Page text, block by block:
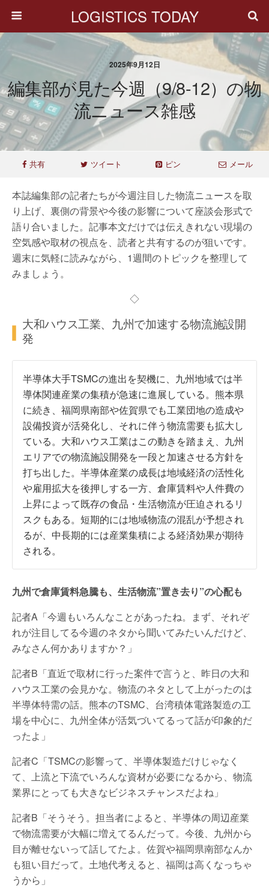
LOGISTICS TODAY
2025年9月12日
編集部が見た今週（9/8-12）の物
流ニュース雑感
共有 ツイート ピン メール
本誌編集部の記者たちが今週注目した物流ニュースを取
り上げ、裏側の背景や今後の影響について座談会形式で
語り合いました。記事本文だけでは伝えきれない現場の
空気感や取材の視点を、読者と共有するのが狙いです。
週末に気軽に読みながら、1週間のトピックを整理して
みましょう。
◇
大和ハウス工業、九州で加速する物流施設開
発
半導体大手TSMCの進出を契機に、九州地域では半
導体関連産業の集積が急速に進展している。熊本県
に続き、福岡県南部や佐賀県でも工業団地の造成や
設備投資が活発化し、それに伴う物流需要も拡大し
ている。大和ハウス工業はこの動きを踏まえ、九州
エリアでの物流施設開発を一段と加速させる方針を
打ち出した。半導体産業の成長は地域経済の活性化
や雇用拡大を後押しする一方、倉庫賃料や人件費の
上昇によって既存の食品・生活物流が圧迫されるリ
スクもある。短期的には地域物流の混乱が予想され
るが、中長期的には産業集積による経済効果が期待
される。
九州で倉庫賃料急騰も、生活物流”置き去り”の心配も
記者A「今週もいろんなことがあったね。まず、それぞ
れが注目してる今週のネタから聞いてみたいんだけど、
みなさん何かありますか？」
記者B「直近で取材に行った案件で言うと、昨日の大和
ハウス工業の会見かな。物流のネタとして上がったのは
半導体特需の話。熊本のTSMC、台湾積体電路製造の工
場を中心に、九州全体が活気づいてるって話が印象的だ
ったよ」
記者C「TSMCの影響って、半導体製造だけじゃなく
て、上流と下流でいろんな資材が必要になるから、物流
業界にとっても大きなビジネスチャンスだよね」
記者B「そうそう。担当者によると、半導体の周辺産業
で物流需要が大幅に増えてるんだって。今後、九州から
目が離せないって話してたよ。佐賀や福岡県南部なんか
も狙い目だって。土地代考えると、福岡は高くなっちゃ
うから」